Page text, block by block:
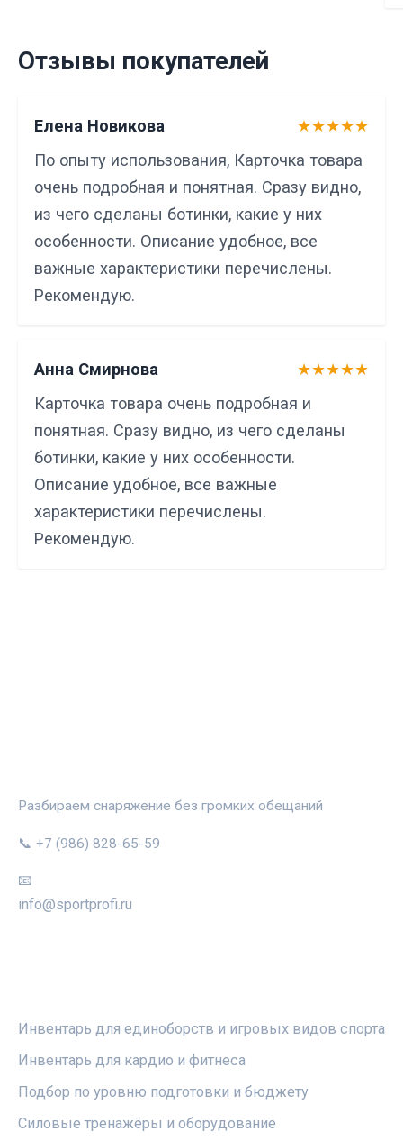
Отзывы покупателей
Елена Новикова
★★★★★
По опыту использования, Карточка товара
очень подробная и понятная. Сразу видно,
из чего сделаны ботинки, какие у них
особенности. Описание удобное, все
важные характеристики перечислены.
Рекомендую.
Анна Смирнова
★★★★★
Карточка товара очень подробная и
понятная. Сразу видно, из чего сделаны
ботинки, какие у них особенности.
Описание удобное, все важные
характеристики перечислены.
Рекомендую.
Разбираем снаряжение без громких обещаний
📞 +7 (986) 828-65-59
📧
info@sportprofi.ru
Инвентарь для единоборств и игровых видов спорта
Инвентарь для кардио и фитнеса
Подбор по уровню подготовки и бюджету
Силовые тренажёры и оборудование